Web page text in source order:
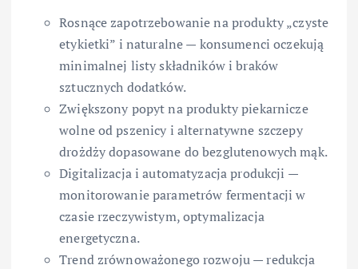
Rosnące zapotrzebowanie na produkty „czyste
etykietki” i naturalne — konsumenci oczekują
minimalnej listy składników i braków
sztucznych dodatków.
Zwiększony popyt na produkty piekarnicze
wolne od pszenicy i alternatywne szczepy
drożdży dopasowane do bezglutenowych mąk.
Digitalizacja i automatyzacja produkcji —
monitorowanie parametrów fermentacji w
czasie rzeczywistym, optymalizacja
energetyczna.
Trend zrównoważonego rozwoju — redukcja